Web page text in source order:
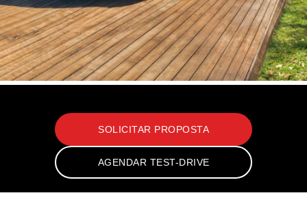
SOLICITAR PROPOSTA
AGENDAR TEST-DRIVE